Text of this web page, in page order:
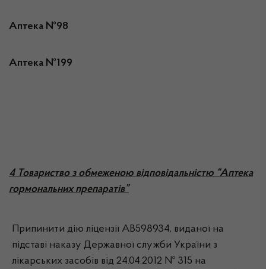
Аптека №98
Аптека №199
4 Товариство з обмеженою відповідальністю “Аптека
гормональних препаратів”
Припинити дію ліцензії АВ598934, виданої на
підставі наказу Державної служби України з
лікарських засобів від 24.04.2012 № 315 на